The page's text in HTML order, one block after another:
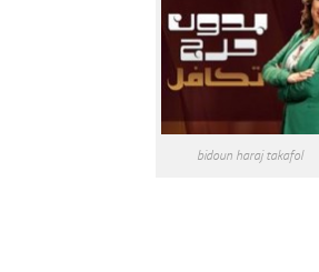
bidoun haraj takafol